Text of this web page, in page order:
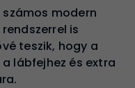
modern
is
teszik, hogy a
lábfejhez és extra
.